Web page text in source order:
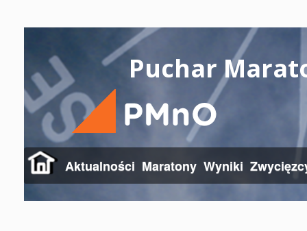
Puchar
Aktualności Maratony Wyniki